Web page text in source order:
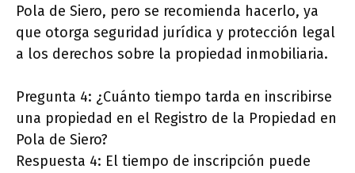
Pola de Siero, pero se recomienda hacerlo, ya
que otorga seguridad jurídica y protección legal
a los derechos sobre la propiedad inmobiliaria.
Pregunta 4: ¿Cuánto tiempo tarda en inscribirse
una propiedad en el Registro de la Propiedad en
Pola de Siero?
Respuesta 4: El tiempo de inscripción puede